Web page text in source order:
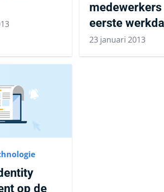
medewerkers
eerste
23 januari 2013
op de